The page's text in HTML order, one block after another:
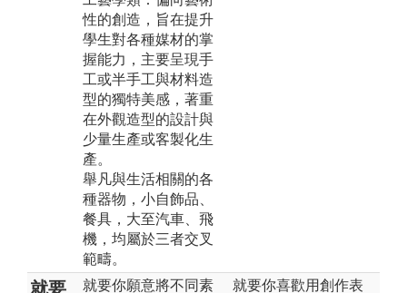
性的創造，旨在提升
學生對各種媒材的掌
握能力，主要呈現手
工或半手工與材料造
型的獨特美感，著重
在外觀造型的設計與
少量生產或客製化生
產。
舉凡與生活相關的各
種器物，小自飾品、
餐具，大至汽車、飛
機，均屬於三者交叉
範疇。
就要 就要你願意將不同素 就要你喜歡用創作表